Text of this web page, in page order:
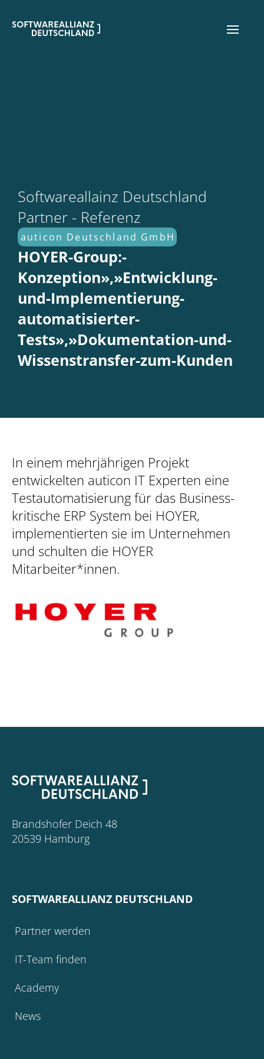
Softwareallainz Deutschland
Partner - Referenz
auticon Deutschland GmbH
HOYER-Group:-
Konzeption»,»Entwicklung-
und-Implementierung-
automatisierter-
Tests»,»Dokumentation-und-
Wissenstransfer-zum-Kunden
In einem mehrjährigen Projekt
entwickelten auticon IT Experten eine
Testautomatisierung für das Business-
kritische ERP System bei HOYER,
implementierten sie im Unternehmen
und schulten die HOYER
Mitarbeiter*innen.
Brandshofer Deich 48
20539 Hamburg
SOFTWAREALLIANZ DEUTSCHLAND
Partner werden
IT-Team finden
Academy
News